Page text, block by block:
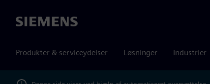
Siemens
Produkter & serviceydelser Løsninger Industrier